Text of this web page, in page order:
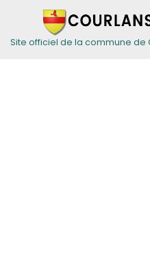
Aller
Site officiel de la commune de